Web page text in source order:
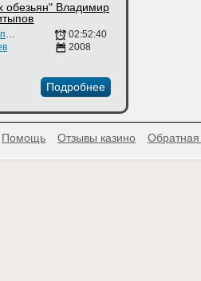
обезьян" Владимир
Владимир Митыпов
02:52:40
2008
Подробнее
Помощь Отзывы казино Обратная